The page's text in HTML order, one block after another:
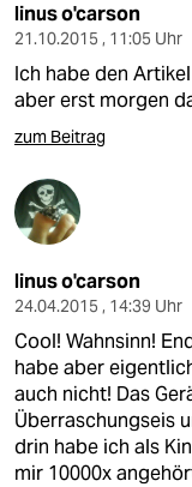
linus o'carson
21.10.2015 , 11:05 Uhr
Ich habe den
aber erst morgen
zum Beitrag
linus o'carson
24.04.2015 , 14:39 Uhr
Cool! Wahnsinn!
habe aber
auch nicht! Das
Überraschungseis
drin habe ich als
mir 10000x